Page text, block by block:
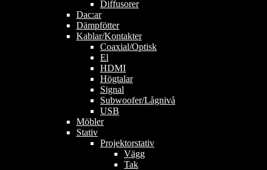
Diffusorer
Dac:ar
Dämpfötter
Kablar/Kontakter
Coaxial/Optisk
El
HDMI
Högtalar
Signal
Subwoofer/Lågnivå
USB
Möbler
Stativ
Projektorstativ
Vägg
Tak